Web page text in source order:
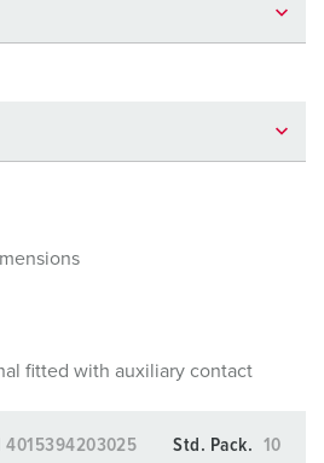
fitted with auxiliary contact
4015394203025 Std. Pack. 10